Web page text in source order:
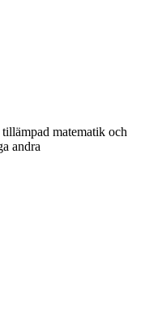
matematik och
andra